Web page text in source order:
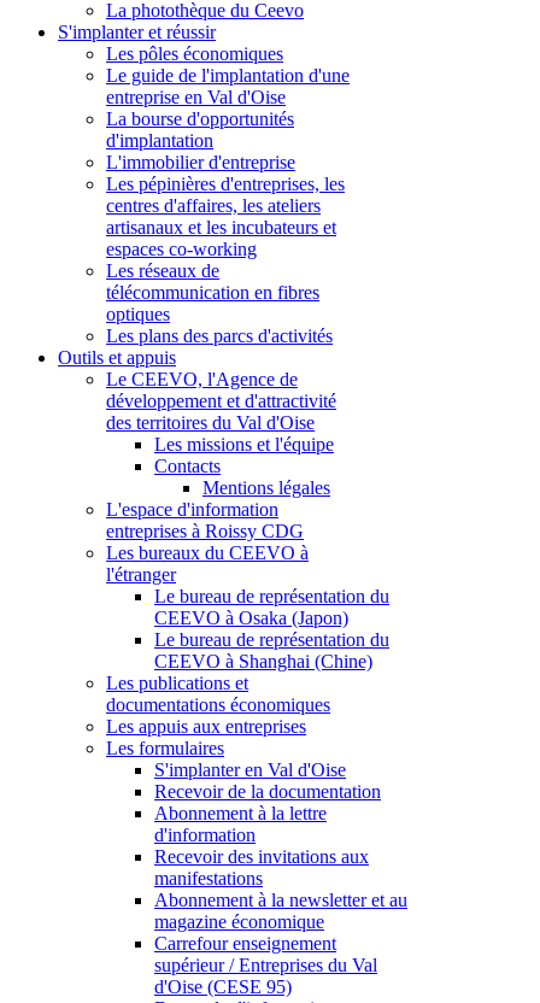
La photothèque du Ceevo
S'implanter et réussir
Les pôles économiques
Le guide de l'implantation d'une
entreprise en Val d'Oise
La bourse d'opportunités
d'implantation
L'immobilier d'entreprise
Les pépinières d'entreprises, les
centres d'affaires, les ateliers
artisanaux et les incubateurs et
espaces co-working
Les réseaux de
télécommunication en fibres
optiques
Les plans des parcs d'activités
Outils et appuis
Le CEEVO, l'Agence de
développement et d'attractivité
des territoires du Val d'Oise
Les missions et l'équipe
Contacts
Mentions légales
L'espace d'information
entreprises à Roissy CDG
Les bureaux du CEEVO à
l'étranger
Le bureau de représentation du
CEEVO à Osaka (Japon)
Le bureau de représentation du
CEEVO à Shanghai (Chine)
Les publications et
documentations économiques
Les appuis aux entreprises
Les formulaires
S'implanter en Val d'Oise
Recevoir de la documentation
Abonnement à la lettre
d'information
Recevoir des invitations aux
manifestations
Abonnement à la newsletter et au
magazine économique
Carrefour enseignement
supérieur / Entreprises du Val
d'Oise (CESE 95)